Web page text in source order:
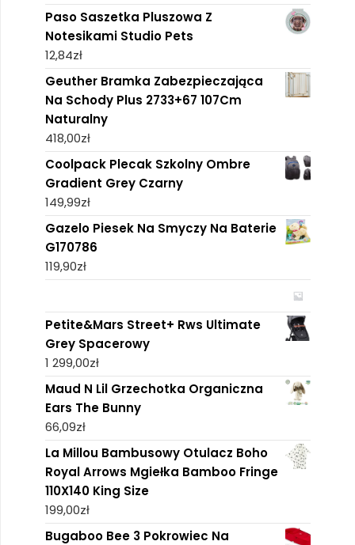
Paso Saszetka Pluszowa Z
Notesikami Studio Pets
12,84zł
Geuther Bramka Zabezpieczająca
Na Schody Plus 2733+67 107Cm
Naturalny
418,00zł
Coolpack Plecak Szkolny Ombre
Gradient Grey Czarny
149,99zł
Gazelo Piesek Na Smyczy Na Baterie
G170786
119,90zł
Petite&Mars Street+ Rws Ultimate
Grey Spacerowy
1 299,00zł
Maud N Lil Grzechotka Organiczna
Ears The Bunny
66,09zł
La Millou Bambusowy Otulacz Boho
Royal Arrows Mgiełka Bamboo Fringe
110X140 King Size
199,00zł
Bugaboo Bee 3 Pokrowiec Na